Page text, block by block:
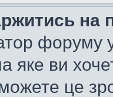
на
форуму
яке ви
це